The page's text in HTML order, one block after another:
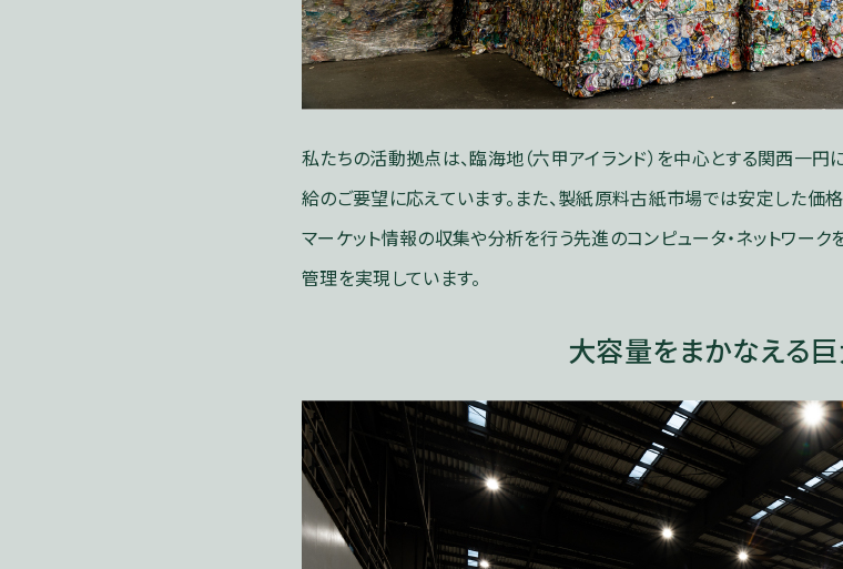
私たちの活動拠点は、臨海地（六甲アイランド）を中心とする関西一
給のご要望に応えています。また、製紙原料古紙市場では安定した価
マーケット情報の収集や分析を行う先進のコンピュータ・ネットワー
管理を実現しています。
大容量をまかなえる